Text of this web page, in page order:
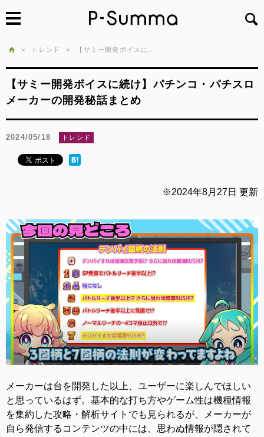
> トレンド > 【サミー開発ボイスに...
【サミー開発ボイスに続け】パチンコ・パチスロ
メーカーの開発秘話まとめ
2024/05/18 トレンド
※2024年8月27日 更新
メーカーは台を開発した以上、ユーザーに楽しんでほしい
と思っているはず。基本的な打ち方やゲーム性は機種情報
を集約した攻略・解析サイトでも見られるが、メーカーが
自ら発信するコンテンツの中には、思わぬ情報が隠されて